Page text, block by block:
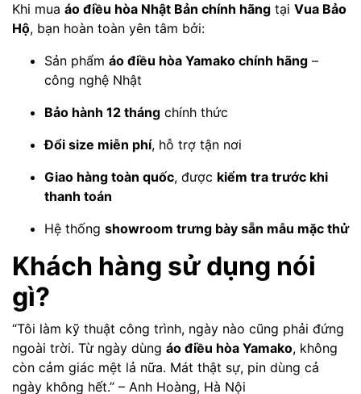
Khi mua áo điều hòa Nhật Bản chính hãng tại Vua Bảo
Hộ, bạn hoàn toàn yên tâm bởi:
Sản phẩm áo điều hòa Yamako chính hãng –
công nghệ Nhật
Bảo hành 12 tháng chính thức
Đổi size miễn phí, hỗ trợ tận nơi
Giao hàng toàn quốc, được kiểm tra trước khi
thanh toán
Hệ thống showroom trưng bày sẵn mẫu mặc thử
Khách hàng sử dụng nói
gì?
“Tôi làm kỹ thuật công trình, ngày nào cũng phải đứng
ngoài trời. Từ ngày dùng áo điều hòa Yamako, không
còn cảm giác mệt lả nữa. Mát thật sự, pin dùng cả
ngày không hết.” – Anh Hoàng, Hà Nội